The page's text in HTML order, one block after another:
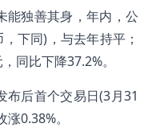
能独善其身，年内，公
下同)，与去年持平；
同比下降37.2%。
布后首个交易日(3月31
0.38%。